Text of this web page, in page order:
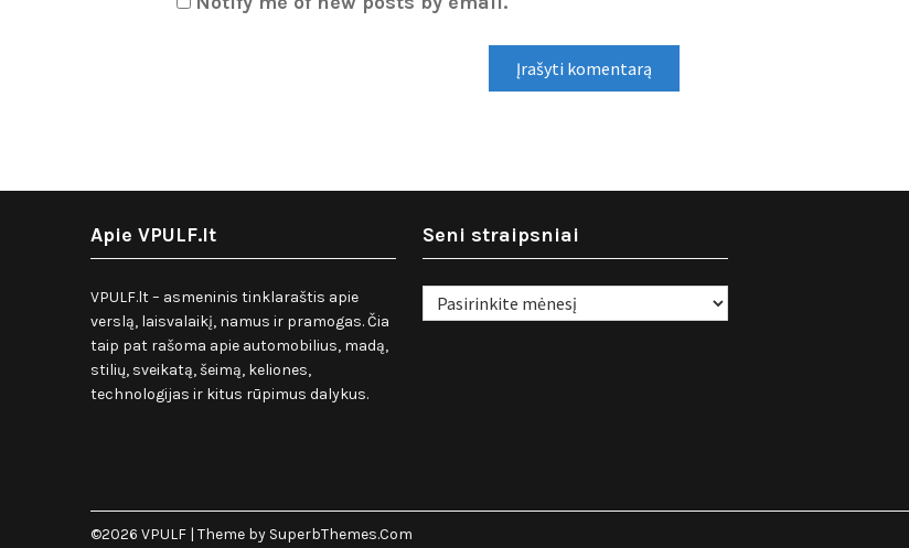
Apie VPULF.lt
VPULF.lt – asmeninis tinklaraštis apie
verslą, laisvalaikį, namus ir pramogas. Čia
taip pat rašoma apie automobilius, madą,
stilių, sveikatą, šeimą, keliones,
technologijas ir kitus rūpimus dalykus.
Seni straipsniai
Seni
straipsniai
©2026 VPULF | Theme by SuperbThemes.Com